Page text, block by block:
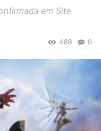
em Site
0
489